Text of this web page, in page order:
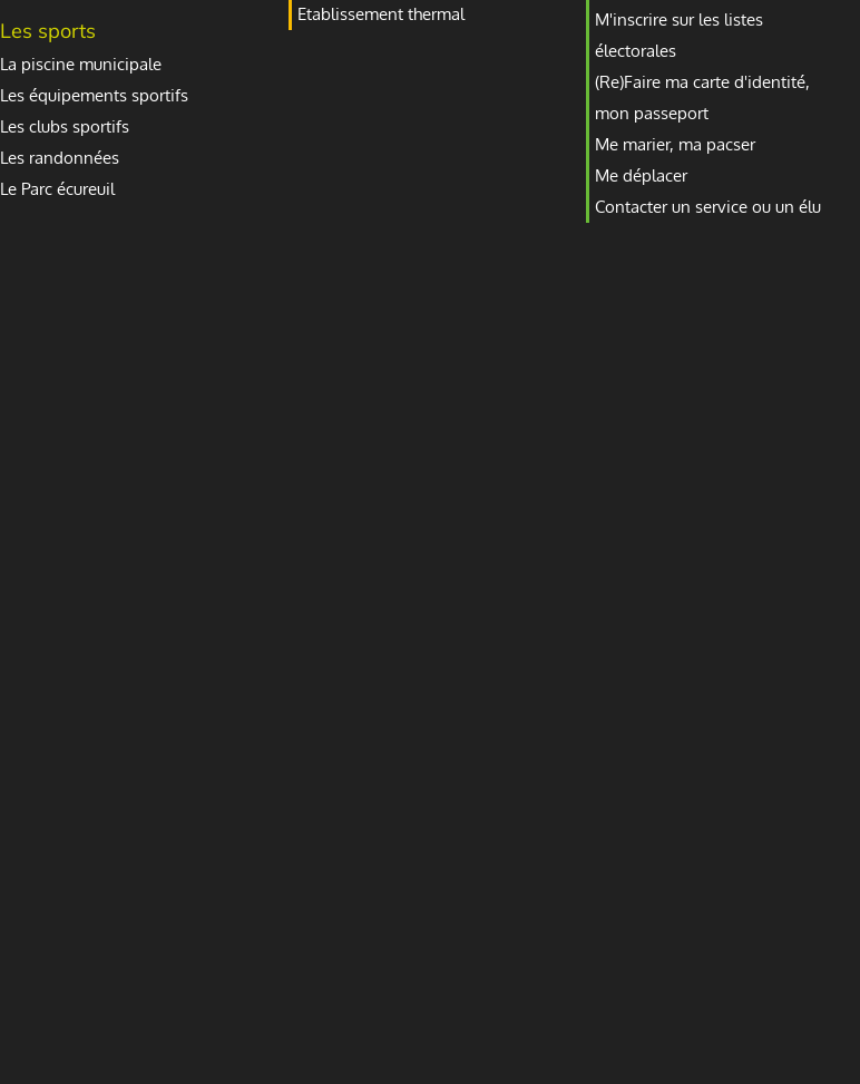
Les sports
La piscine municipale
Les équipements sportifs
Les clubs sportifs
Les randonnées
Le Parc écureuil
Etablissement thermal
M'inscrire sur les listes
électorales
(Re)Faire ma carte d'identité,
mon passeport
Me marier, ma pacser
Me déplacer
Contacter un service ou un élu